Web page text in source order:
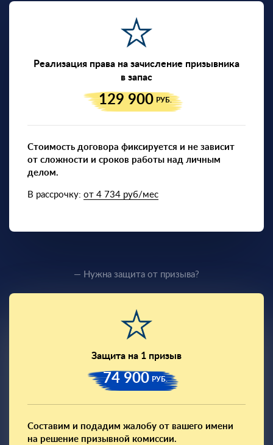
Реализация права на зачисление призывника
в запас
129 900 РУБ.
Стоимость договора фиксируется и не зависит
от сложности и сроков работы над личным
делом.
В рассрочку: от 4 734 руб/мес
— Нужна защита от призыва?
Защита на 1 призыв
74 900 РУБ.
Составим и подадим жалобу от вашего имени
на решение призывной комиссии.